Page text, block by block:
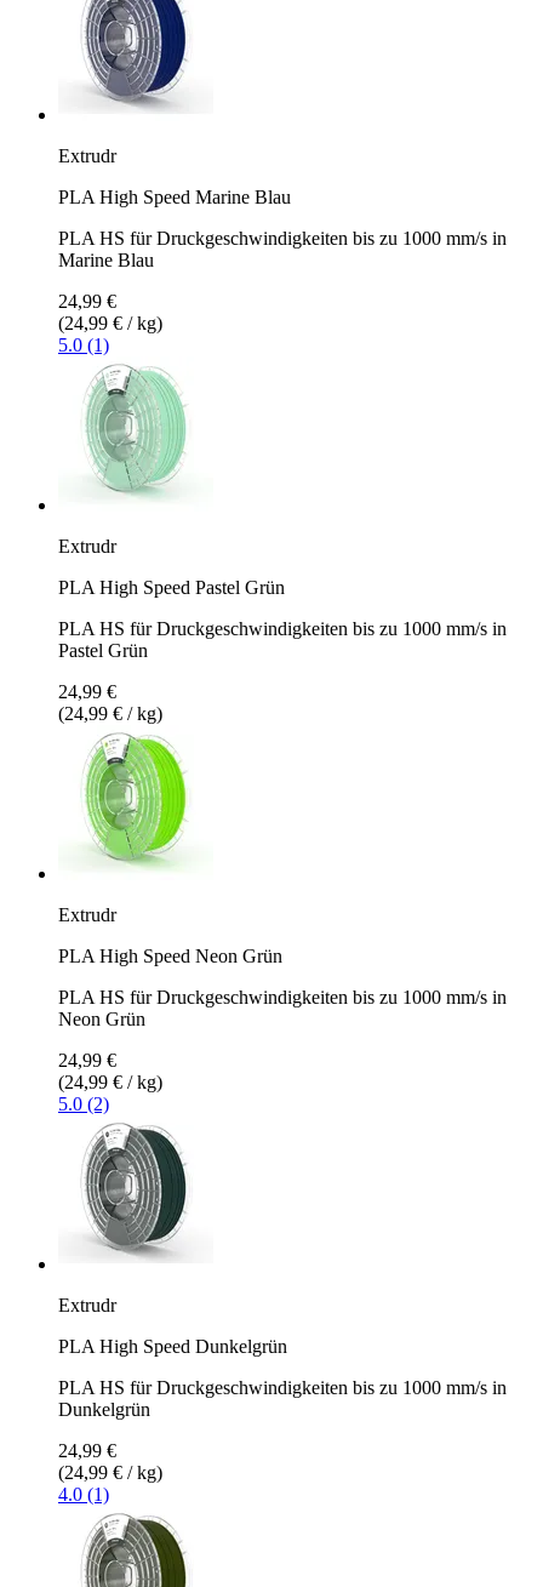
Extrudr
PLA High Speed Marine Blau
PLA HS für Druckgeschwindigkeiten bis zu 1000 mm/s in
Marine Blau
24,99 €
(24,99 € / kg)
5.0 (1)
Extrudr
PLA High Speed Pastel Grün
PLA HS für Druckgeschwindigkeiten bis zu 1000 mm/s in
Pastel Grün
24,99 €
(24,99 € / kg)
Extrudr
PLA High Speed Neon Grün
PLA HS für Druckgeschwindigkeiten bis zu 1000 mm/s in
Neon Grün
24,99 €
(24,99 € / kg)
5.0 (2)
Extrudr
PLA High Speed Dunkelgrün
PLA HS für Druckgeschwindigkeiten bis zu 1000 mm/s in
Dunkelgrün
24,99 €
(24,99 € / kg)
4.0 (1)